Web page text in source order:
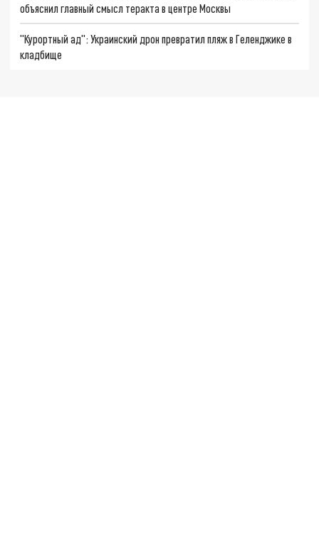
объяснил главный смысл теракта в центре Москвы
"Курортный ад": Украинский дрон превратил пляж в Геленджике в
кладбище